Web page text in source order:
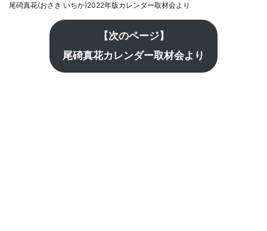
尾碕真花(おさき いちか)2022年版カレンダー取材会より
【次のページ】
尾碕真花カレンダー取材会より